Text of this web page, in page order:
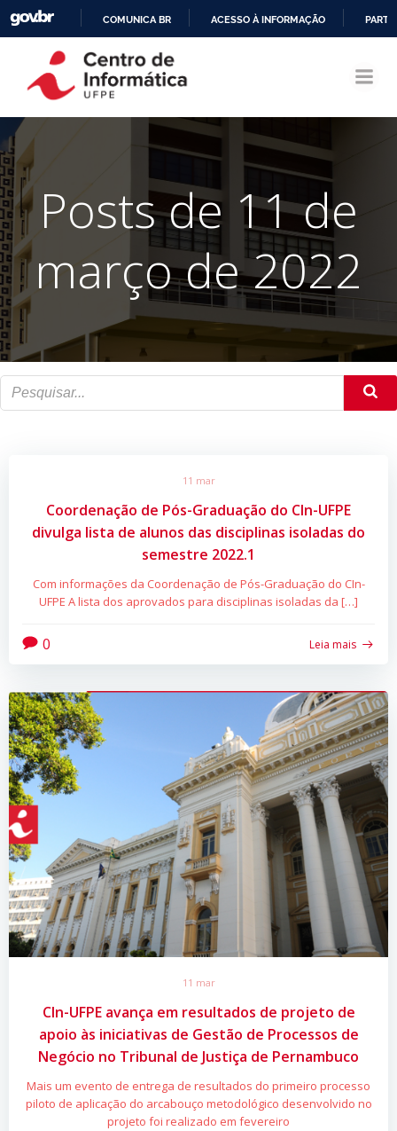
CONTEÚDO
COMUNICA BR ACESSO À INFORMAÇÃO
Posts de 11 de
março de 2022
11 mar
Coordenação de Pós-Graduação do CIn-UFPE
divulga lista de alunos das disciplinas isoladas do
semestre 2022.1
Com informações da Coordenação de Pós-Graduação do CIn-
UFPE A lista dos aprovados para disciplinas isoladas da […]
0 Leia mais
11 mar
CIn-UFPE avança em resultados de projeto de
apoio às iniciativas de Gestão de Processos de
Negócio no Tribunal de Justiça de Pernambuco
Mais um evento de entrega de resultados do primeiro processo
piloto de aplicação do arcabouço metodológico desenvolvido no
projeto foi realizado em fevereiro